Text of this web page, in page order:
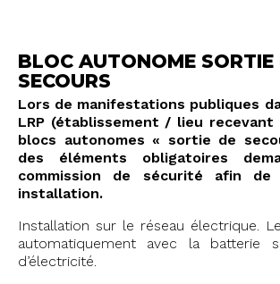
BLOC AUTONOME SORTIE
SECOURS
Lors de manifestations publiques
LRP (établissement / lieu recevant
blocs autonomes « sortie de
des éléments obligatoires
commission de sécurité afin
installation.
Installation sur le réseau électrique. Le
automatiquement avec la batterie
d’électricité.